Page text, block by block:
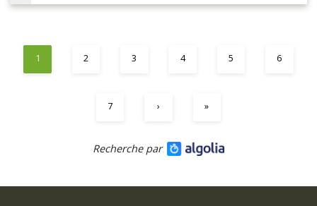
1 2 3 4 5 6
7 › »
Recherche par